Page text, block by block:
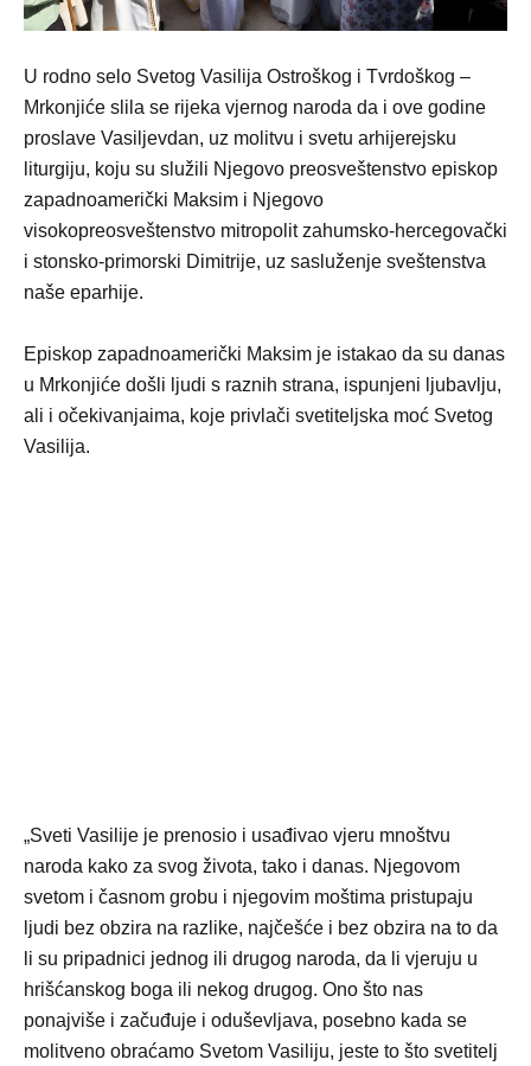
U rodno selo Svetog Vasilija Ostroškog i Tvrdoškog –
Mrkonjiće slila se rijeka vjernog naroda da i ove godine
proslave Vasiljevdan, uz molitvu i svetu arhijerejsku
liturgiju, koju su služili Njegovo preosveštenstvo episkop
zapadnoamerički Maksim i Njegovo
visokopreosveštenstvo mitropolit zahumsko-hercegovački
i stonsko-primorski Dimitrije, uz sasluženje sveštenstva
naše eparhije.
Episkop zapadnoamerički Maksim je istakao da su danas
u Mrkonjiće došli ljudi s raznih strana, ispunjeni ljubavlju,
ali i očekivanjaima, koje privlači svetiteljska moć Svetog
Vasilija.
„Sveti Vasilije je prenosio i usađivao vjeru mnoštvu
naroda kako za svog života, tako i danas. Njegovom
svetom i časnom grobu i njegovim moštima pristupaju
ljudi bez obzira na razlike, najčešće i bez obzira na to da
li su pripadnici jednog ili drugog naroda, da li vjeruju u
hrišćanskog boga ili nekog drugog. Ono što nas
ponajviše i začuđuje i oduševljava, posebno kada se
molitveno obraćamo Svetom Vasiliju, jeste to što svetitelj